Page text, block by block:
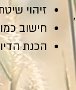
זיהוי
חישוב
הכנת